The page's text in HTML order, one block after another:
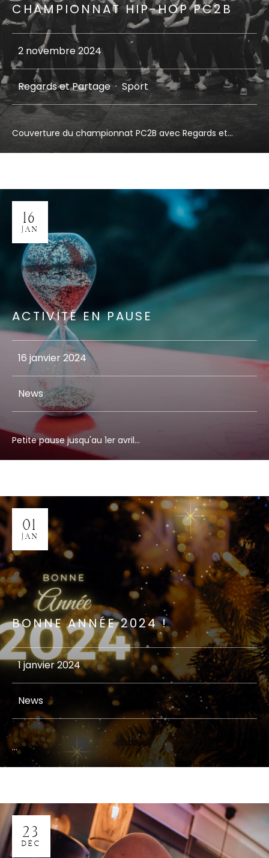
CHAMPIONNAT HIP-HOP PC2B
2 novembre 2024
Regards et Partage· Sport
Couverture du championnat PC2B avec Regards et...
16
JAN
ACTIVITÉ EN PAUSE
16 janvier 2024
News
Petite pause jusqu'au 1er avril...
01
JAN
BONNE ANNÉE 2024 !
1 janvier 2024
News
...
23
DÉC